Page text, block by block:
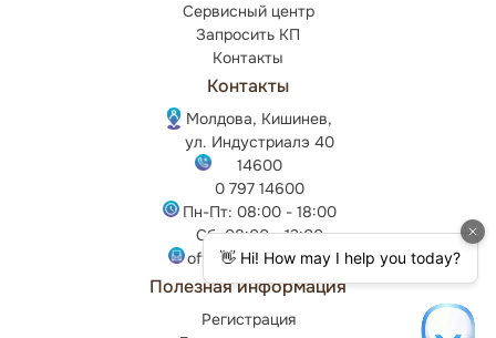
Сервисный центр
Запросить КП
Контакты
Контакты
Молдова, Кишинев,
ул. Индустриалэ 40
14600
0 797 14600
Пн-Пт: 08:00 - 18:00
Сб: 08:00 - 12:00
office@apabuna.md
Полезная информация
Регистрация